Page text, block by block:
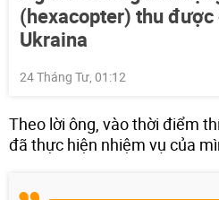
(hexacopter) thu
Ukraina
24 Tháng Tư, 01:12
Theo lời ông, vào thời điểm
đã thực hiện nhiệm vụ của